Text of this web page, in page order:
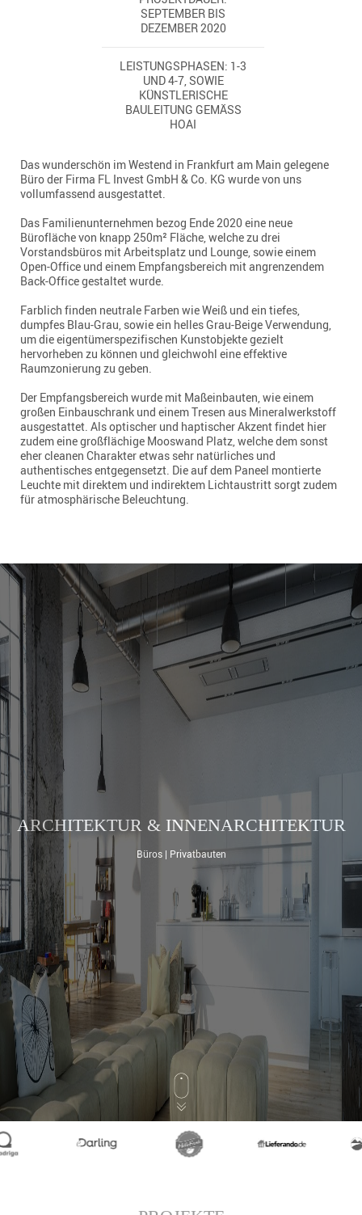
SEPTEMBER BIS
DEZEMBER 2020
LEISTUNGSPHASEN: 1-3
UND 4-7, SOWIE
KÜNSTLERISCHE
BAULEITUNG GEMÄSS H
OAI
Das wunderschön im Westend in Frankfurt am Main gelegene
Büro der Firma FL Invest GmbH & Co. KG wurde von uns
vollumfassend ausgestattet.
Das Familienunternehmen bezog Ende 2020 eine neue
Bürofläche von knapp 250m² Fläche, welche zu drei
Vorstandsbüros mit Arbeitsplatz und Lounge, sowie einem
Open-Office und einem Empfangsbereich mit angrenzendem
Back-Office gestaltet wurde.
Farblich finden neutrale Farben wie Weiß und ein tiefes,
dumpfes Blau-Grau, sowie ein helles Grau-Beige Verwendung,
um die eigentümerspezifischen Kunstobjekte gezielt
hervorheben zu können und gleichwohl eine effektive
Raumzonierung zu geben.
Der Empfangsbereich wurde mit Maßeinbauten, wie einem
großen Einbauschrank und einem Tresen aus Mineralwerkstoff
ausgestattet. Als optischer und haptischer Akzent findet hier
zudem eine großflächige Mooswand Platz, welche dem sonst
eher cleanen Charakter etwas sehr natürliches und
authentisches entgegensetzt. Die auf dem Paneel montierte
Leuchte mit direktem und indirektem Lichtaustritt sorgt zudem
für atmosphärische Beleuchtung.
ARCHITEKTUR & INNENARCHITEKTUR
Büros | Privatbauten